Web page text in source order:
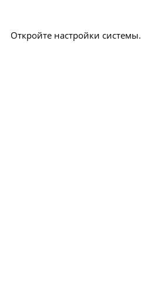
Откройте настройки системы.